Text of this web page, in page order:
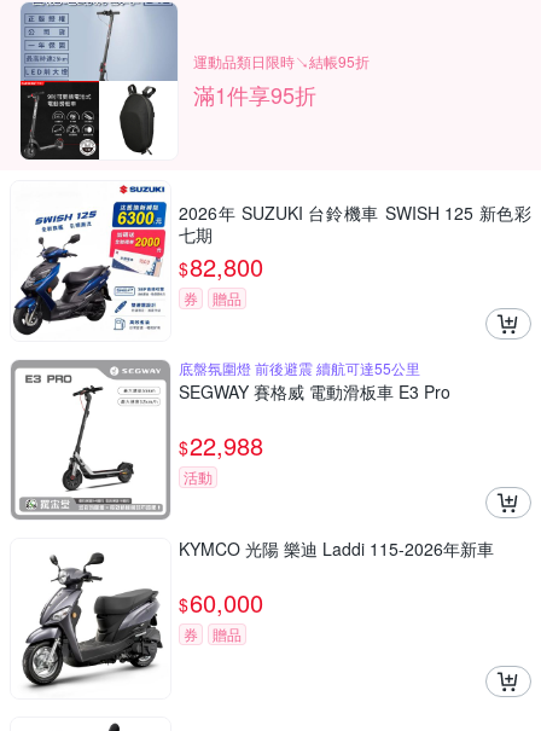
運動品類日限時↘結帳95折
滿1件享95折
2026年 SUZUKI 台鈴機車 SWISH 125 新色彩
七期
$82,800
券 贈品
底盤氛圍燈 前後避震 續航可達55公里
SEGWAY 賽格威 電動滑板車 E3 Pro
$22,988
活動
KYMCO 光陽 樂迪 Laddi 115-2026年新車
$60,000
券 贈品